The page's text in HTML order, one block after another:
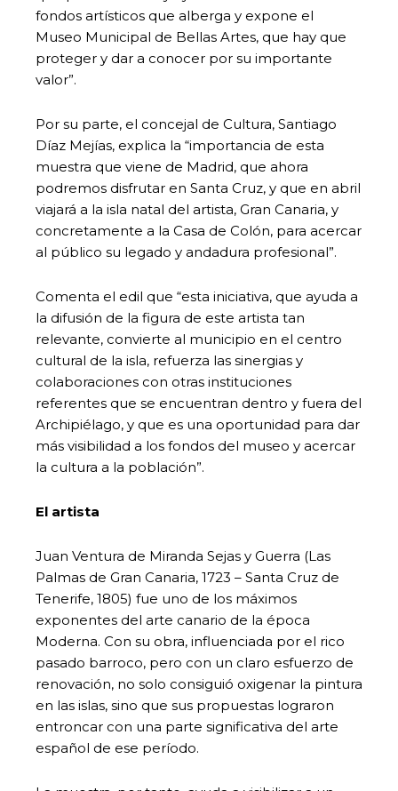
fondos artísticos que alberga y expone el
Museo Municipal de Bellas Artes, que hay que
proteger y dar a conocer por su importante
valor”.
Por su parte, el concejal de Cultura, Santiago
Díaz Mejías, explica la “importancia de esta
muestra que viene de Madrid, que ahora
podremos disfrutar en Santa Cruz, y que en abril
viajará a la isla natal del artista, Gran Canaria, y
concretamente a la Casa de Colón, para acercar
al público su legado y andadura profesional”.
Comenta el edil que “esta iniciativa, que ayuda a
la difusión de la figura de este artista tan
relevante, convierte al municipio en el centro
cultural de la isla, refuerza las sinergias y
colaboraciones con otras instituciones
referentes que se encuentran dentro y fuera del
Archipiélago, y que es una oportunidad para dar
más visibilidad a los fondos del museo y acercar
la cultura a la población”.
El artista
Juan Ventura de Miranda Sejas y Guerra (Las
Palmas de Gran Canaria, 1723 – Santa Cruz de
Tenerife, 1805) fue uno de los máximos
exponentes del arte canario de la época
Moderna. Con su obra, influenciada por el rico
pasado barroco, pero con un claro esfuerzo de
renovación, no solo consiguió oxigenar la pintura
en las islas, sino que sus propuestas lograron
entroncar con una parte significativa del arte
español de ese período.